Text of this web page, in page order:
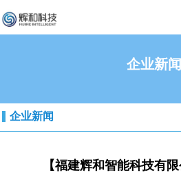
企业新闻
企业新闻
【福建辉和智能科技有